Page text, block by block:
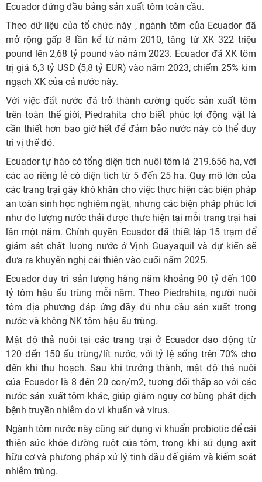
Ecuador đứng đầu bảng sản xuất tôm toàn cầu.
Theo dữ liệu của tổ chức này , ngành tôm của Ecuador đã
mở rộng gấp 8 lần kể từ năm 2010, tăng từ XK 322 triệu
pound lên 2,68 tỷ pound vào năm 2023. Ecuador đã XK tôm
trị giá 6,3 tỷ USD (5,8 tỷ EUR) vào năm 2023, chiếm 25% kim
ngạch XK của cả nước này.
Với việc đất nước đã trở thành cường quốc sản xuất tôm
trên toàn thế giới, Piedrahita cho biết phúc lợi động vật là
cần thiết hơn bao giờ hết để đảm bảo nước này có thể duy
trì vị thế đó.
Ecuador tự hào có tổng diện tích nuôi tôm là 219.656 ha, với
các ao riêng lẻ có diện tích từ 5 đến 25 ha. Quy mô lớn của
các trang trại gây khó khăn cho việc thực hiện các biện pháp
an toàn sinh học nghiêm ngặt, nhưng các biện pháp phúc lợi
như đo lượng nước thải được thực hiện tại mỗi trang trại hai
lần một năm. Chính quyền Ecuador đã thiết lập 15 trạm để
giám sát chất lượng nước ở Vịnh Guayaquil và dự kiến sẽ
đưa ra khuyến nghị cải thiện vào cuối năm 2025.
Ecuador duy trì sản lượng hàng năm khoảng 90 tỷ đến 100
tỷ tôm hậu ấu trùng mỗi năm. Theo Piedrahita, người nuôi
tôm địa phương đáp ứng đầy đủ nhu cầu sản xuất trong
nước và không NK tôm hậu ấu trùng.
Mật độ thả nuôi tại các trang trại ở Ecuador dao động từ
120 đến 150 ấu trùng/lít nước, với tỷ lệ sống trên 70% cho
đến khi thu hoạch. Sau khi trưởng thành, mật độ thả nuôi
của Ecuador là 8 đến 20 con/m2, tương đối thấp so với các
nước sản xuất tôm khác, giúp giảm nguy cơ bùng phát dịch
bệnh truyền nhiễm do vi khuẩn và virus.
Ngành tôm nước này cũng sử dụng vi khuẩn probiotic để cải
thiện sức khỏe đường ruột của tôm, trong khi sử dụng axit
hữu cơ và phương pháp xử lý tinh dầu để giảm và kiểm soát
nhiễm trùng.